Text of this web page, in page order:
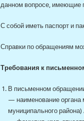
данном вопросе, имеющие
С собой иметь паспорт и
Справки по обращениям
Требования к
В письменном
— наименование органа
муниципального